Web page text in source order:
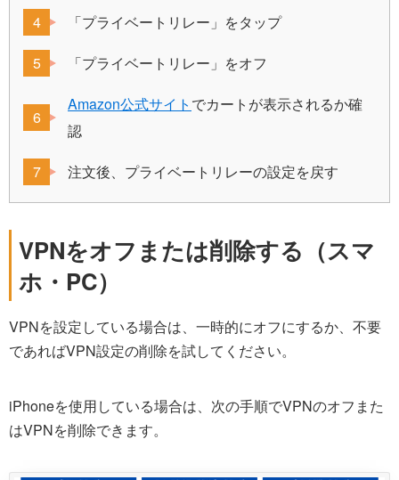
「プライベートリレー」をタップ
「プライベートリレー」をオフ
Amazon公式サイト でカートが表示されるか確
認
注文後、プライベートリレーの設定を戻す
VPNをオフまたは削除する（スマ
ホ・PC）
VPNを設定している場合は、一時的にオフにするか、不要
であればVPN設定の削除を試してください。
iPhoneを使用している場合は、次の手順でVPNのオフまた
はVPNを削除できます。